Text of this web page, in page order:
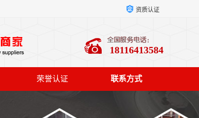
资质认证
18116413584
荣誉认证 联系方式